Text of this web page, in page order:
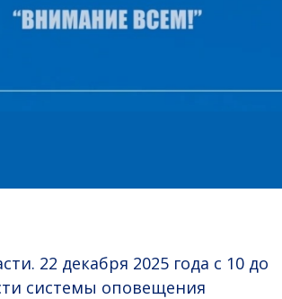
22 декабря 2025 года с 10 до
системы оповещения